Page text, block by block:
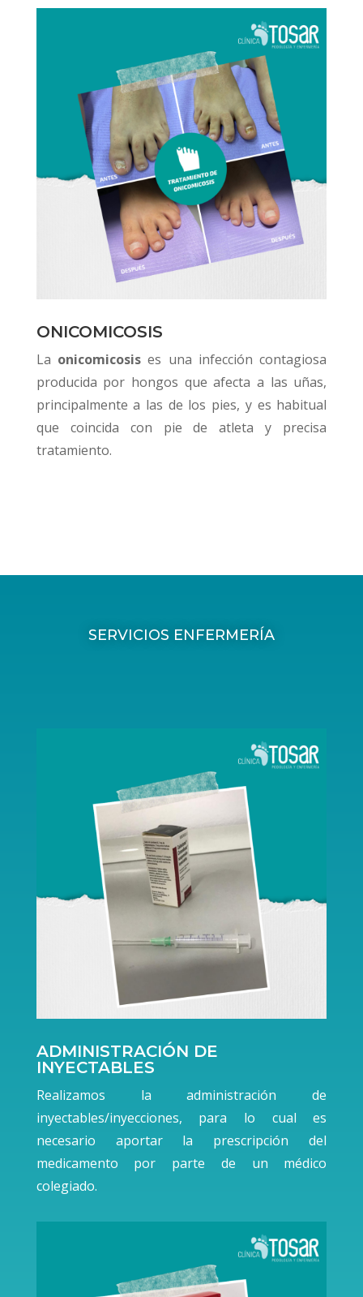
ONICOMICOSIS
La onicomicosis es una infección contagiosa
producida por hongos que afecta a las uñas,
principalmente a las de los pies, y es habitual
que coincida con pie de atleta y precisa
tratamiento.
SERVICIOS ENFERMERÍA
ADMINISTRACIÓN DE
INYECTABLES
Realizamos la administración de
inyectables/inyecciones, para lo cual es
necesario aportar la prescripción del
medicamento por parte de un médico
colegiado.